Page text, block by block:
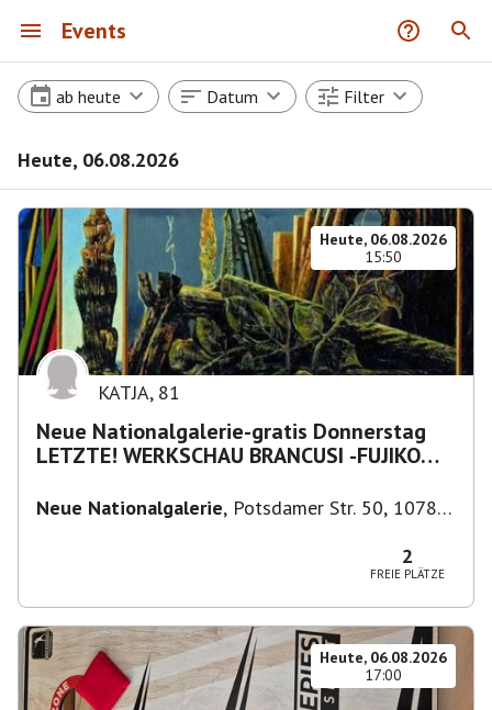
Events
ab heute Datum Filter
Heute, 06.08.2026
Heute, 06.08.2026
15:50
KATJA, 81
Neue Nationalgalerie-gratis Donnerstag
LETZTE! WERKSCHAU BRANCUSI -FUJIKO
Neue Nationalgalerie, Potsdamer Str. 50, 10785
2
FREIE PLÄTZE
Heute, 06.08.2026
17:00